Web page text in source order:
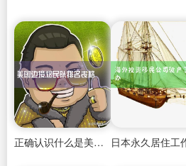
正确认识什么是美国投资移民